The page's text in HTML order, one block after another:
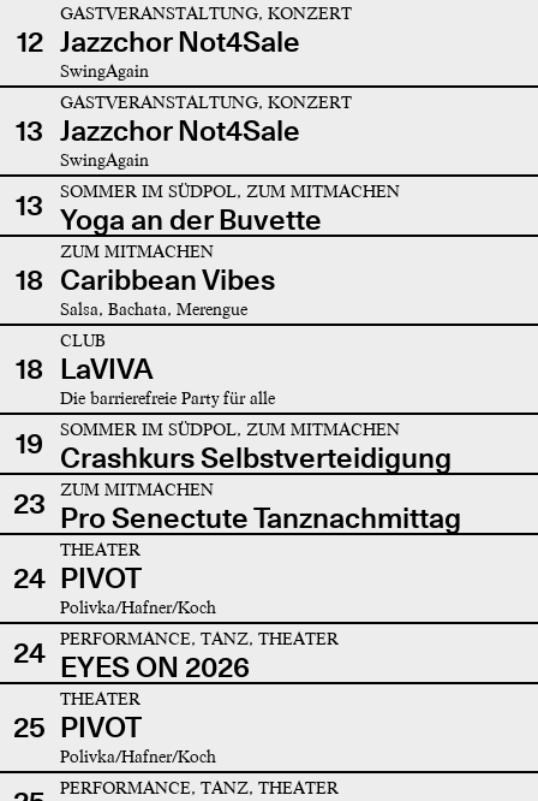
12
GASTVERANSTALTUNG, KONZERT
Jazzchor Not4Sale
SwingAgain
13
GASTVERANSTALTUNG, KONZERT
Jazzchor Not4Sale
SwingAgain
13 SOMMER IM SÜDPOL, ZUM MITMACHEN
Yoga an der Buvette
18
ZUM MITMACHEN
Caribbean Vibes
Salsa, Bachata, Merengue
18
CLUB
LaVIVA
Die barrierefreie Party für alle
19 SOMMER IM SÜDPOL, ZUM MITMACHEN
Crashkurs Selbstverteidigung
23
ZUM MITMACHEN
Pro Senectute Tanznachmittag
24
THEATER
PIVOT
Polivka/Hafner/Koch
24 PERFORMANCE, TANZ, THEATER
EYES ON 2026
25
THEATER
PIVOT
Polivka/Hafner/Koch
PERFORMANCE, TANZ, THEATER